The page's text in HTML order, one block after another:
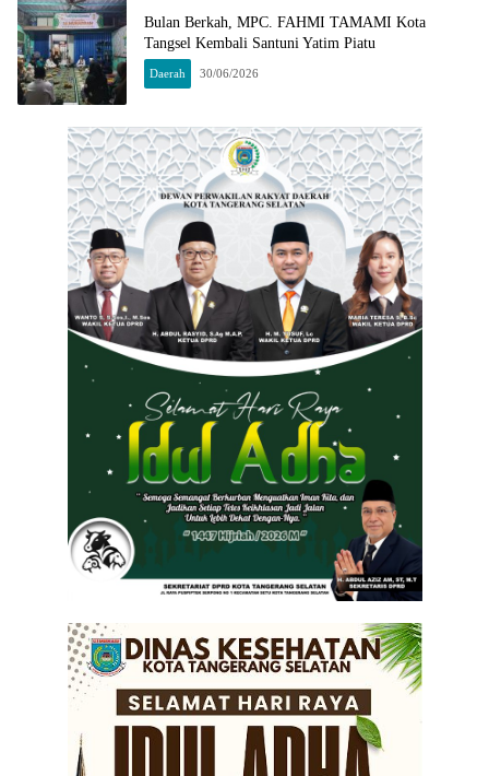
Bulan Berkah, MPC. FAHMI TAMAMI Kota
Tangsel Kembali Santuni Yatim Piatu
Daerah 30/06/2026